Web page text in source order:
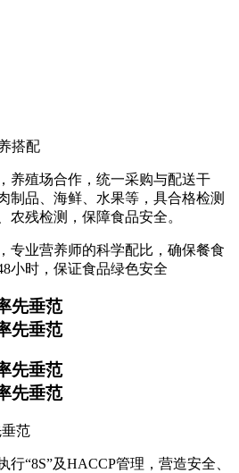
养殖场合作，统一采购与配送干
制品、海鲜、水果等，具合格检测
农残检测，保障食品安全。
专业营养师的科学配比，确保餐食
小时，保证食品绿色安全
行“8S”及HACCP管理，营造安全、